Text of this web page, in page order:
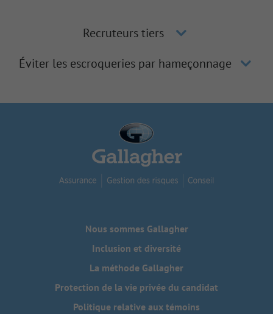
Recruteurs tiers
Éviter les escroqueries par hameçonnage
Nous sommes Gallagher
Inclusion et diversité
La méthode Gallagher
Protection de la vie privée du candidat
Politique relative aux témoins